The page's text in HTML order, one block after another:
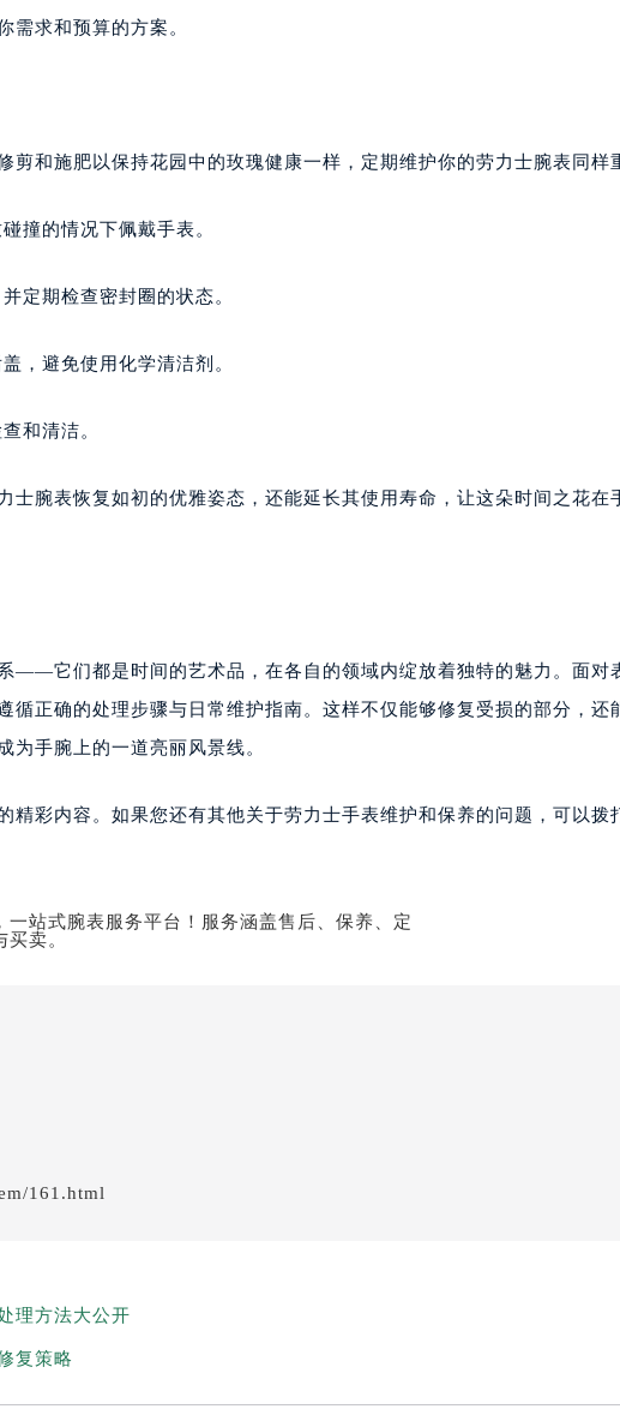
需求和预算的方案。
剪和施肥以保持花园中的玫瑰健康一样，定期维护你的劳力士腕表同样
撞的情况下佩戴手表。
定期检查密封圈的状态。
，避免使用化学清洁剂。
和清洁。
士腕表恢复如初的优雅姿态，还能延长其使用寿命，让这朵时间之花在
——它们都是时间的艺术品，在各自的领域内绽放着独特的魅力。面对
循正确的处理步骤与日常维护指南。这样不仅能够修复受损的部分，还
为手腕上的一道亮丽风景线。
精彩内容。如果您还有其他关于劳力士手表维护和保养的问题，可以拨
161.html
理方法大公开
复策略